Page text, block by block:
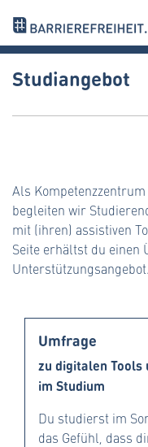
Studiangebot
Als
begleiten wir
mit (ihren) assistiven
Seite erhältst du
Unterstützungsangebot.
Umfrage
zu digitalen Tools
im Studium
Du studierst im
das Gefühl, dass